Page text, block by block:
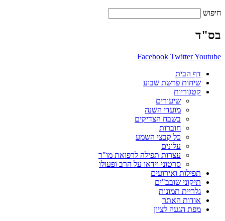
חיפוש
בס"ד
Facebook TwitterYoutube
דף הבית
שיחות פרשת שבוע
קטגוריות
שיעורים
מועדי השנה
בשבח הצדיקים
חוברות
כל קבצי השמע
עלונים
עצרות תפילה לרפואת מו"ר
סרטוני וידאו על הרב ופעולו
תפילות ואירועים
תיקוני שובב"ים
גלריית תמונות
אודות האתר
מפת הגעה לציון